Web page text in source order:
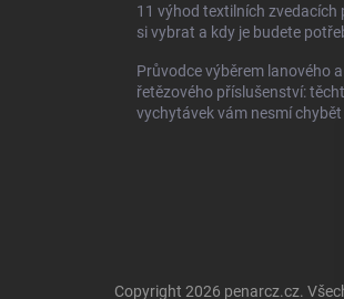
11 výhod textilních zvedacích
si vybrat a kdy je budete
Průvodce výběrem lanového a
řetězového příslušenství:
vychytávek vám nesmí chybět
Copyright 2026 penarcz.cz.